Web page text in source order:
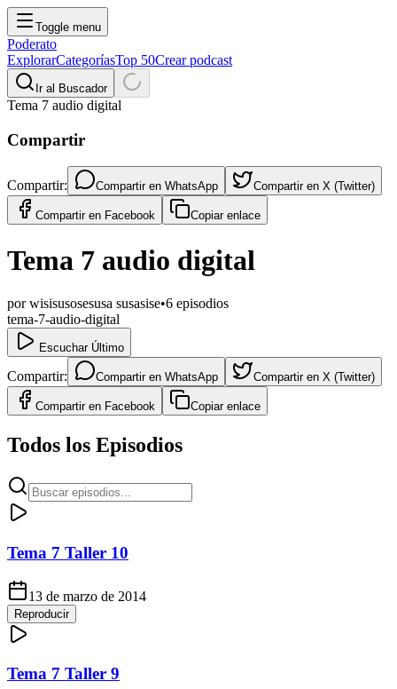
Toggle menu
Poderato
ExplorarCategoríasTop 50Crear podcast
Ir al Buscador
Tema 7 audio digital
Compartir
Compartir: Compartir en WhatsApp Compartir en X (Twitter)
Compartir en Facebook Copiar enlace
Tema 7 audio digital
porwisisusosesusa susasise•6 episodios
tema-7-audio-digital
Escuchar Último
Compartir: Compartir en WhatsApp Compartir en X (Twitter)
Compartir en Facebook Copiar enlace
Todos los Episodios
Tema 7 Taller 10
13 de marzo de 2014
Reproducir
Tema 7 Taller 9